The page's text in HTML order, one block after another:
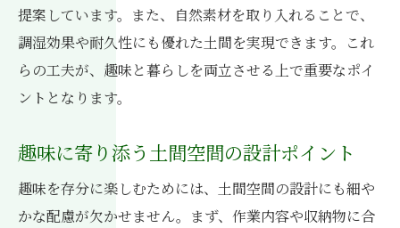
提案しています。また、自然素材を取り入れることで、
調湿効果や耐久性にも優れた土間を実現できます。これ
らの工夫が、趣味と暮らしを両立させる上で重要なポイ
ントとなります。
趣味に寄り添う土間空間の設計ポイント
趣味を存分に楽しむためには、土間空間の設計にも細や
かな配慮が欠かせません。まず、作業内容や収納物に合